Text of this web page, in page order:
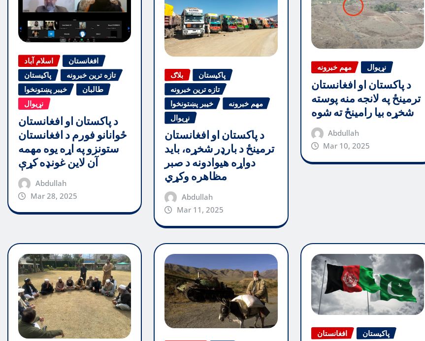
اسلام آباد
افغانستان
پاکیستان
تازه ترین خبرونه
خیبر پښتونخوا
طالبان
نړیوال
د پاکستان او افغانستان
ځوانانو فورم د افغانستان
ستونزو په اړه یوه مهمه
آن لاین غونډه کړې
Abdullah
Mar 28, 2025
بلاګ
پاکیستان
تازه ترین خبرونه
خیبر پښتونخوا
مهم خبرونه
نړیوال
د پاکستان او افغانستان
ترمینځ د بارډر شخړه، باید
دواړه هیوادونه د صبر
مظاهره وکړي
Abdullah
Mar 11, 2025
مهم خبرونه نړیوال
د پاکستان او افغانستان
ترمینځ په لانجه منه پوسته
شخړه بیا رامینځ ته شوه
Abdullah
Mar 10, 2025
افغانستان
پاکیستان